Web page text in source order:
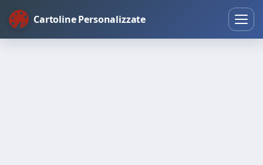
Cartoline Personalizzate